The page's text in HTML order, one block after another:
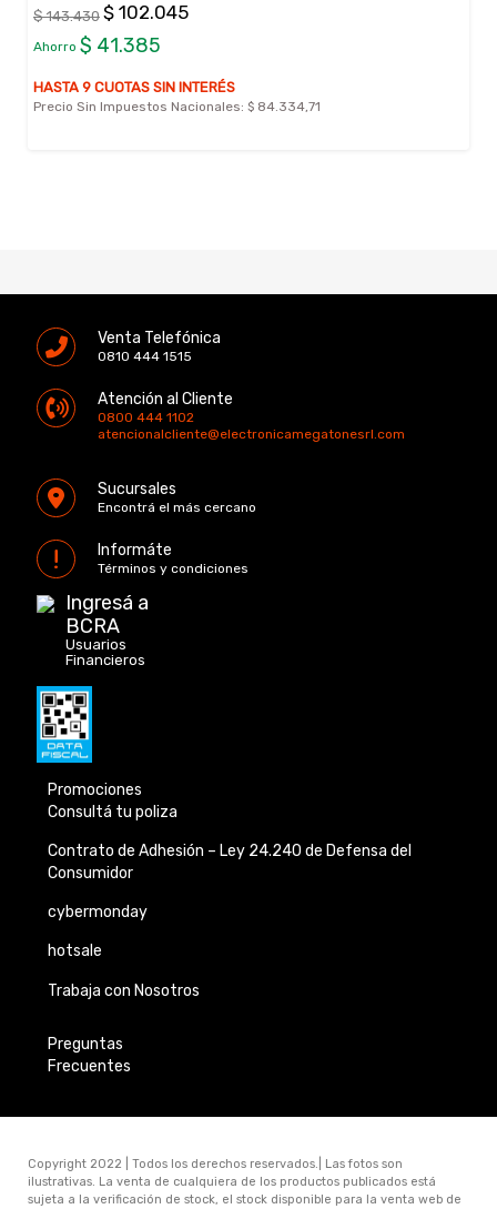
$ 143.430 $ 102.045
Ahorro $ 41.385
HASTA 9 CUOTAS SIN INTERÉS
Precio Sin Impuestos Nacionales: $ 84.334,71
Venta Telefónica
0810 444 1515
Atención al Cliente
0800 444 1102
atencionalcliente@electronicamegatonesrl.com
Sucursales
Encontrá el más cercano
Informáte
Términos y condiciones
Ingresá a
BCRA
Usuarios
Financieros
Promociones
Consultá tu poliza
Contrato de Adhesión – Ley 24.240 de Defensa del
Consumidor
cybermonday
hotsale
Trabaja con Nosotros
Preguntas
Frecuentes
Copyright 2022 | Todos los derechos reservados.| Las fotos son
ilustrativas. La venta de cualquiera de los productos publicados está
sujeta a la verificación de stock, el stock disponible para la venta web de